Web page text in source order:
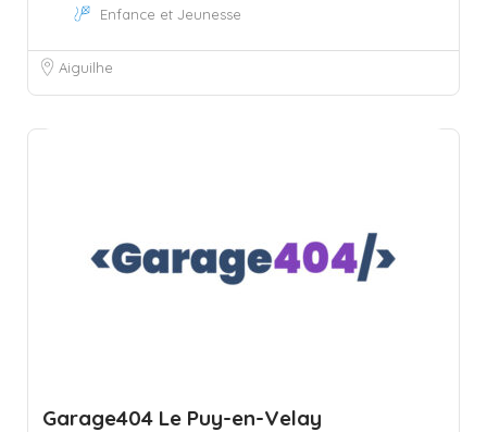
Enfance et Jeunesse
Aiguilhe
Garage404 Le Puy-en-Velay